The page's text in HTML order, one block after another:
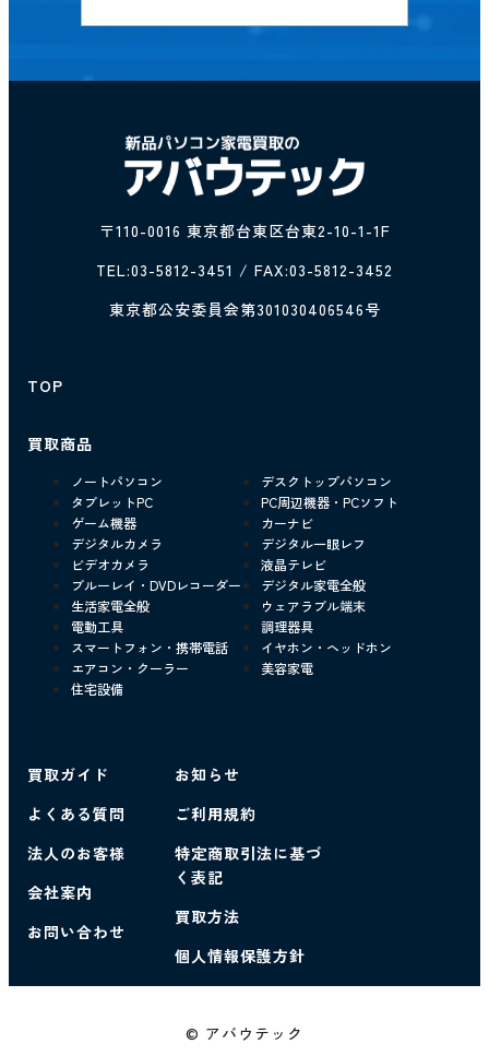
〒110-0016 東京都台東区台東2-10-1-1F
TEL:03-5812-3451 / FAX:03-5812-3452
東京都公安委員会第301030406546号
TOP
買取商品
ノートパソコン
デスクトップパソコン
タブレットPC
PC周辺機器・PCソフト
ゲーム機器
カーナビ
デジタルカメラ
デジタル一眼レフ
ビデオカメラ
液晶テレビ
ブルーレイ・DVDレコーダー
デジタル家電全般
生活家電全般
ウェアラブル端末
電動工具
調理器具
スマートフォン・携帯電話
イヤホン・ヘッドホン
エアコン・クーラー
美容家電
住宅設備
買取ガイド
よくある質問
法人のお客様
会社案内
お問い合わせ
お知らせ
ご利用規約
特定商取引法に基づ
く表記
買取方法
個人情報保護方針
© アバウテック